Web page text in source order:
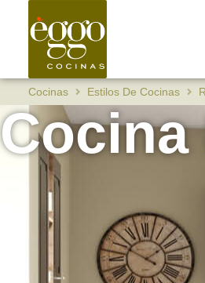
Cocinas Estilos De Cocinas
Cocina